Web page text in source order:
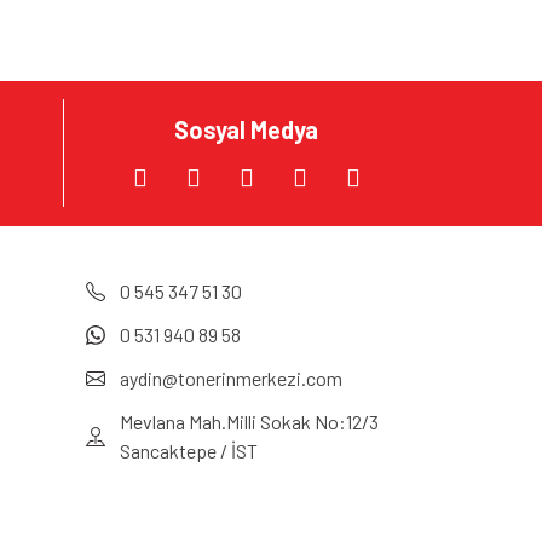
Sosyal Medya
0 545 347 51 30
0 531 940 89 58
aydin@tonerinmerkezi.com
Mevlana Mah.Milli Sokak No:12/3
Sancaktepe / İST